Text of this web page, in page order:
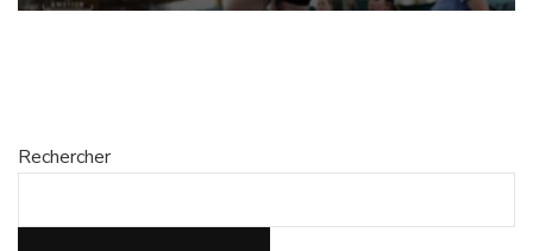
Rechercher